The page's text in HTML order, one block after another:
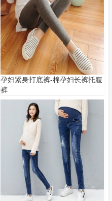
孕妇紧身打底裤-棉孕妇长裤托腹
裤